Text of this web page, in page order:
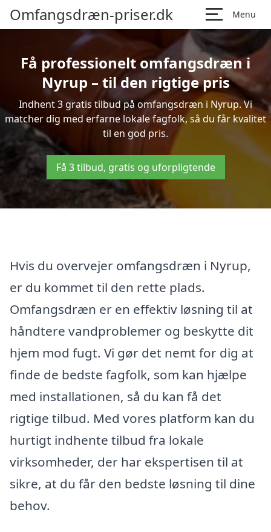
Omfangsdræn-priser.dk Menu
Få professionelt omfangsdræn i
Nyrup – til den rigtige pris
Indhent 3 gratis tilbud på omfangsdræn i Nyrup. Vi
matcher dig med erfarne lokale fagfolk, så du får kvalitet
til en god pris.
Få 3 tilbud, gratis og uforpligtende
Hvis du overvejer omfangsdræn i Nyrup,
er du kommet til den rette plads.
Omfangsdræn er en effektiv løsning til at
håndtere vandproblemer og beskytte dit
hjem mod fugt. Vi gør det nemt for dig at
finde de bedste fagfolk, som kan hjælpe
med installationen, så du kan få det
rigtige tilbud. Med vores platform kan du
hurtigt indhente tilbud fra lokale
virksomheder, der har ekspertisen til at
sikre, at du får den bedste løsning til dine
behov.